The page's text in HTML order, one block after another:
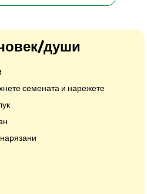
души
семената и нарежете